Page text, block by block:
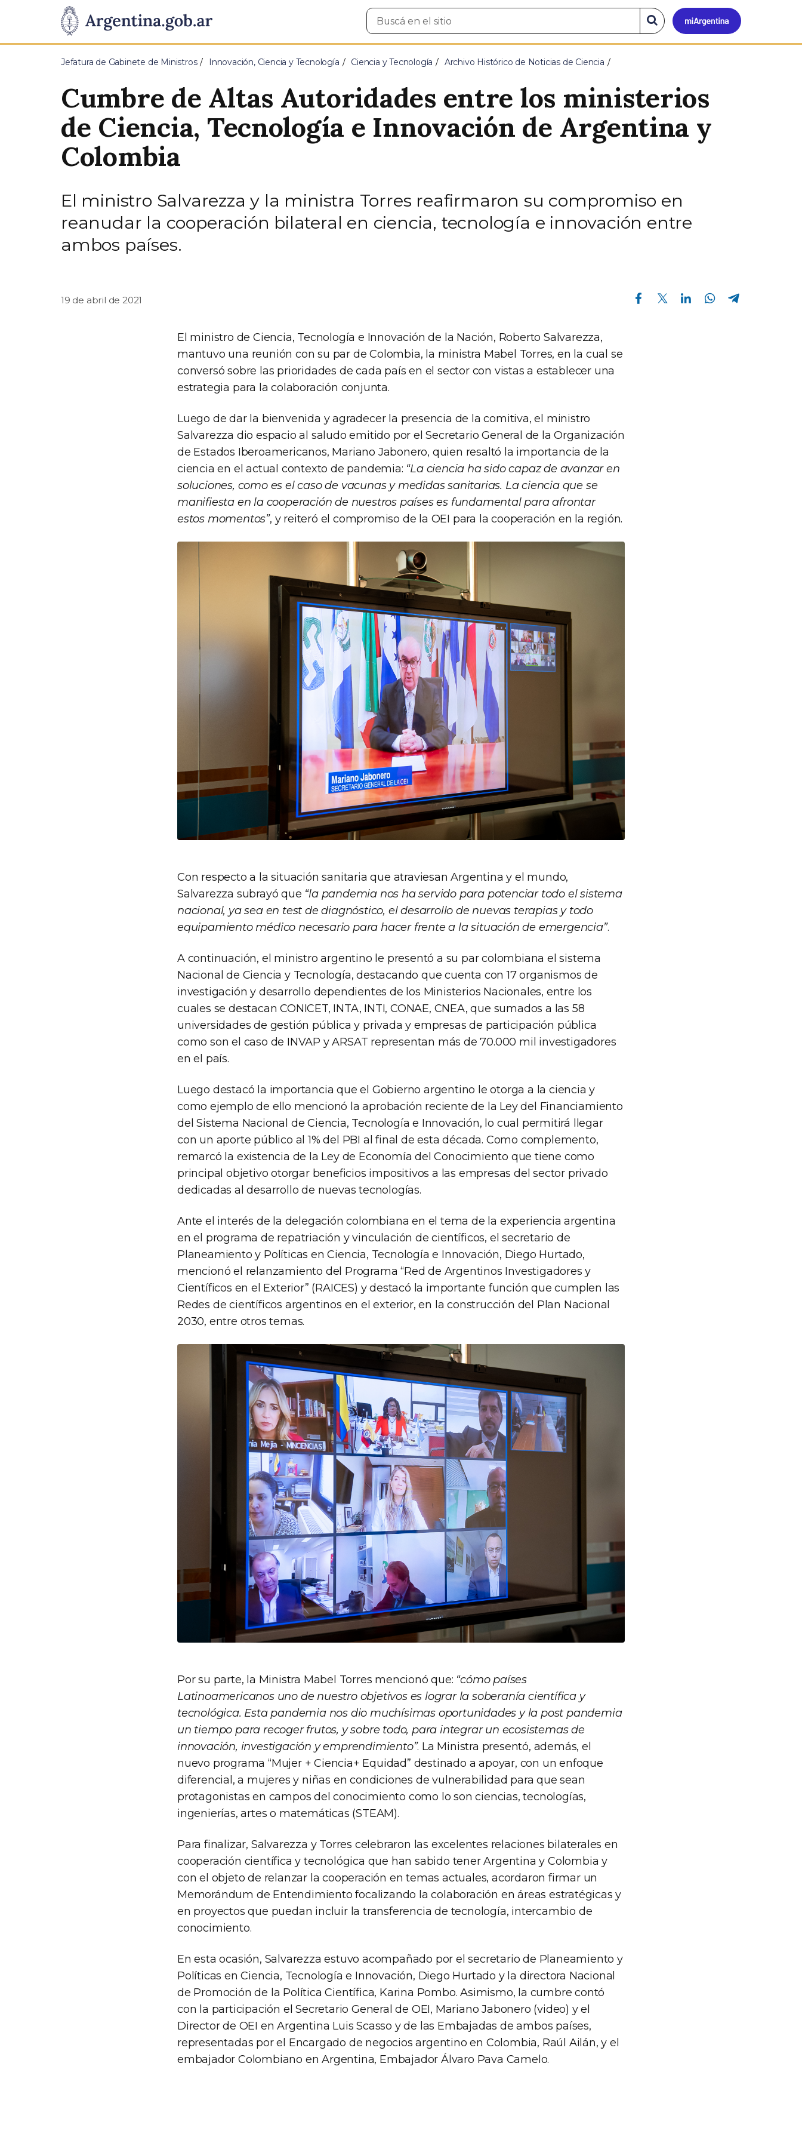
Presidencia
de
Pasar al contenido principal
Mi
Buscar
en
Buscar
en
el
Jefatura de Gabinete de Ministros Innovación, Ciencia y Tecnología Ciencia y Tecnología Archivo Histórico de Noticias de Ciencia
Cumbre de Altas Autoridades entre los ministerios
de Ciencia, Tecnología e Innovación de Argentina y
Colombia
El ministro Salvarezza y la ministra Torres reafirmaron su compromiso en
reanudar la cooperación bilateral en ciencia, tecnología e innovación entre
ambos países.
19 de abril de 2021
Compartir en Facebook Compartir en Twitter Compartir en Linkedin Compartir en Whatsapp
El ministro de Ciencia, Tecnología e Innovación de la Nación, Roberto Salvarezza,
mantuvo una reunión con su par de Colombia, la ministra Mabel Torres, en la cual se
conversó sobre las prioridades de cada país en el sector con vistas a establecer una
estrategia para la colaboración conjunta.
Luego de dar la bienvenida y agradecer la presencia de la comitiva, el ministro
Salvarezza dio espacio al saludo emitido por el Secretario General de la Organización
de Estados Iberoamericanos, Mariano Jabonero, quien resaltó la importancia de la
ciencia en el actual contexto de pandemia: “La ciencia ha sido capaz de avanzar en
soluciones, como es el caso de vacunas y medidas sanitarias. La ciencia que se
manifiesta en la cooperación de nuestros países es fundamental para afrontar
estos momentos”, y reiteró el compromiso de la OEI para la cooperación en la región.
Con respecto a la situación sanitaria que atraviesan Argentina y el mundo,
Salvarezza subrayó que “la pandemia nos ha servido para potenciar todo el sistema
nacional, ya sea en test de diagnóstico, el desarrollo de nuevas terapias y todo
equipamiento médico necesario para hacer frente a la situación de emergencia”.
A continuación, el ministro argentino le presentó a su par colombiana el sistema
Nacional de Ciencia y Tecnología, destacando que cuenta con 17 organismos de
investigación y desarrollo dependientes de los Ministerios Nacionales, entre los
cuales se destacan CONICET, INTA, INTI, CONAE, CNEA, que sumados a las 58
universidades de gestión pública y privada y empresas de participación pública
como son el caso de INVAP y ARSAT representan más de 70.000 mil investigadores
en el país.
Luego destacó la importancia que el Gobierno argentino le otorga a la ciencia y
como ejemplo de ello mencionó la aprobación reciente de la Ley del Financiamiento
del Sistema Nacional de Ciencia, Tecnología e Innovación, lo cual permitirá llegar
con un aporte público al 1% del PBI al final de esta década. Como complemento,
remarcó la existencia de la Ley de Economía del Conocimiento que tiene como
principal objetivo otorgar beneficios impositivos a las empresas del sector privado
dedicadas al desarrollo de nuevas tecnologías.
Ante el interés de la delegación colombiana en el tema de la experiencia argentina
en el programa de repatriación y vinculación de científicos, el secretario de
Planeamiento y Políticas en Ciencia, Tecnología e Innovación, Diego Hurtado,
mencionó el relanzamiento del Programa “Red de Argentinos Investigadores y
Científicos en el Exterior” (RAICES) y destacó la importante función que cumplen las
Redes de científicos argentinos en el exterior, en la construcción del Plan Nacional
2030, entre otros temas.
Por su parte, la Ministra Mabel Torres mencionó que: “cómo países
Latinoamericanos uno de nuestro objetivos es lograr la soberanía científica y
tecnológica. Esta pandemia nos dio muchísimas oportunidades y la post pandemia
un tiempo para recoger frutos, y sobre todo, para integrar un ecosistemas de
innovación, investigación y emprendimiento”. La Ministra presentó, además, el
nuevo programa “Mujer + Ciencia+ Equidad” destinado a apoyar, con un enfoque
diferencial, a mujeres y niñas en condiciones de vulnerabilidad para que sean
protagonistas en campos del conocimiento como lo son ciencias, tecnologías,
ingenierías, artes o matemáticas (STEAM).
Para finalizar, Salvarezza y Torres celebraron las excelentes relaciones bilaterales en
cooperación científica y tecnológica que han sabido tener Argentina y Colombia y
con el objeto de relanzar la cooperación en temas actuales, acordaron firmar un
Memorándum de Entendimiento focalizando la colaboración en áreas estratégicas y
en proyectos que puedan incluir la transferencia de tecnología, intercambio de
conocimiento.
En esta ocasión, Salvarezza estuvo acompañado por el secretario de Planeamiento y
Políticas en Ciencia, Tecnología e Innovación, Diego Hurtado y la directora Nacional
de Promoción de la Política Científica, Karina Pombo. Asimismo, la cumbre contó
con la participación el Secretario General de OEI, Mariano Jabonero (video) y el
Director de OEI en Argentina Luis Scasso y de las Embajadas de ambos países,
representadas por el Encargado de negocios argentino en Colombia, Raúl Ailán, y el
embajador Colombiano en Argentina, Embajador Álvaro Pava Camelo.